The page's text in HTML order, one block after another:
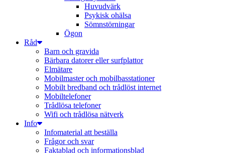
Huvudvärk
Psykisk ohälsa
Sömnstörningar
Ögon
Råd
Barn och gravida
Bärbara datorer eller surfplattor
Elmätare
Mobilmaster och mobilbasstationer
Mobilt bredband och trådlöst internet
Mobiltelefoner
Trådlösa telefoner
Wifi och trådlösa nätverk
Info
Infomaterial att beställa
Frågor och svar
Faktablad och informationsblad